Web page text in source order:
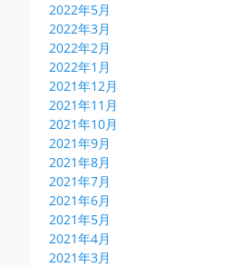
2022年5月
2022年3月
2022年2月
2022年1月
2021年12月
2021年11月
2021年10月
2021年9月
2021年8月
2021年7月
2021年6月
2021年5月
2021年4月
2021年3月